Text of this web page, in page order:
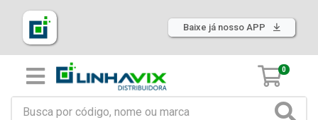
Baixe já nosso APP
0